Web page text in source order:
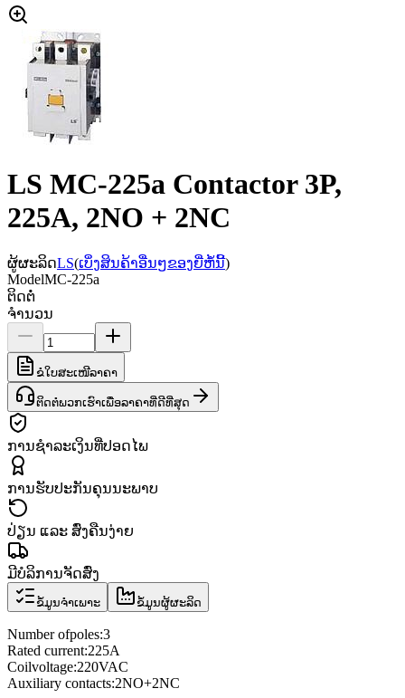
LS MC-225a Contactor 3P,
225A, 2NO + 2NC
ຜູ້ຜະລິດLS(ເບິ່ງສິນຄ້າອື່ນໆຂອງຍີ່ຫໍ້ນີ້)
ModelMC-225a
ຕິດຕໍ່
ຈຳນວນ
ຂໍໃບສະເໜີລາຄາ
ຕິດຕໍ່ພວກເຮົາເພື່ອລາຄາທີ່ດີທີ່ສຸດ
ການຊຳລະເງິນທີ່ປອດໄພ
ການຮັບປະກັນຄຸນນະພາບ
ປ່ຽນ ແລະ ສົ່ງຄືນງ່າຍ
ມີບໍລິການຈັດສົ່ງ
ຂໍ້ມູນຈຳເພາະ ຂໍ້ມູນຜູ້ຜະລິດ
Number ofpoles:3
Rated current:225A
Coilvoltage:220VAC
Auxiliary contacts:2NO+2NC